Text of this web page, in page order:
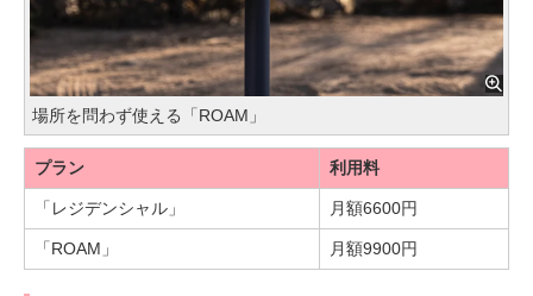
場所を問わず使える「ROAM」
プラン 利用料
「レジデンシャル」 月額6600円
「ROAM」 月額9900円